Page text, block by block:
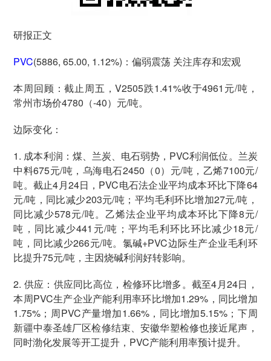
研报正文
PVC(5886, 65.00, 1.12%)：偏弱震荡 关注库存和宏观
本周回顾：截止周五，V2505跌1.41%收于4961元/吨，
常州市场价4780（-40）元/吨。
边际变化：
1. 成本利润：煤、兰炭、电石弱势，PVC利润低位。兰炭
中料675元/吨，乌海电石2450（0）元/吨，乙烯7100元/
吨。截止4月24日，PVC电石法企业平均成本环比下降64
元/吨，同比减少203元/吨；平均毛利环比增加27元/吨，
同比减少578元/吨。乙烯法企业平均成本环比下降8元/
吨，同比减少441元/吨；平均毛利环比环比减少18元/
吨，同比减少266元/吨。氯碱+PVC边际生产企业毛利环
比提升75元/吨，主因烧碱利润好转影响。
2. 供应：供应同比高位，检修环比增多。截至4月24日，
本周PVC生产企业产能利用率环比增加1.29%，同比增加
1.75%；周PVC产量增加1.66%，同比增加5.15%；下周
新疆中泰圣雄厂区检修结束、安徽华塑检修也接近尾声，
同时渤化发展等开工提升，PVC产能利用率预计提升。